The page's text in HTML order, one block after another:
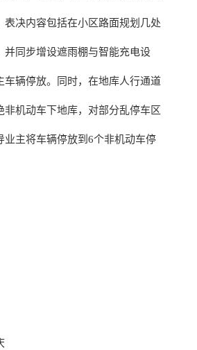
表决内容包括在小区路面规划几处
并同步增设遮雨棚与智能充电设
车辆停放。同时，在地库人行通道
非机动车下地库，对部分乱停车区
业主将车辆停放到6个非机动车停